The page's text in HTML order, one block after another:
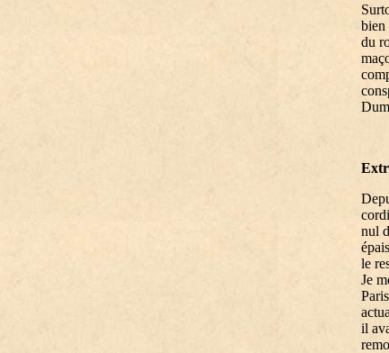
bien
du
nul
le
Je
il